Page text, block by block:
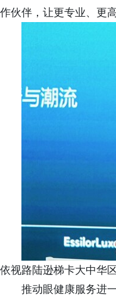
作伙伴，让更专业、更
依视路陆逊梯卡大中华
推动眼健康服务进